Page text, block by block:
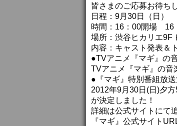
皆さまのご応募お待ち
日程：9月30日（日）
時間：16：00開場 16
場所：渋谷ヒカリエ9F
内容：キャスト発表＆
●TVアニメ『マギ』の
TVアニメ『マギ』の音
●『マギ』特別番組放送
2012年9月30日(日)夕
が決定しました！
詳細は公式サイトにて
『マギ』公式サイト